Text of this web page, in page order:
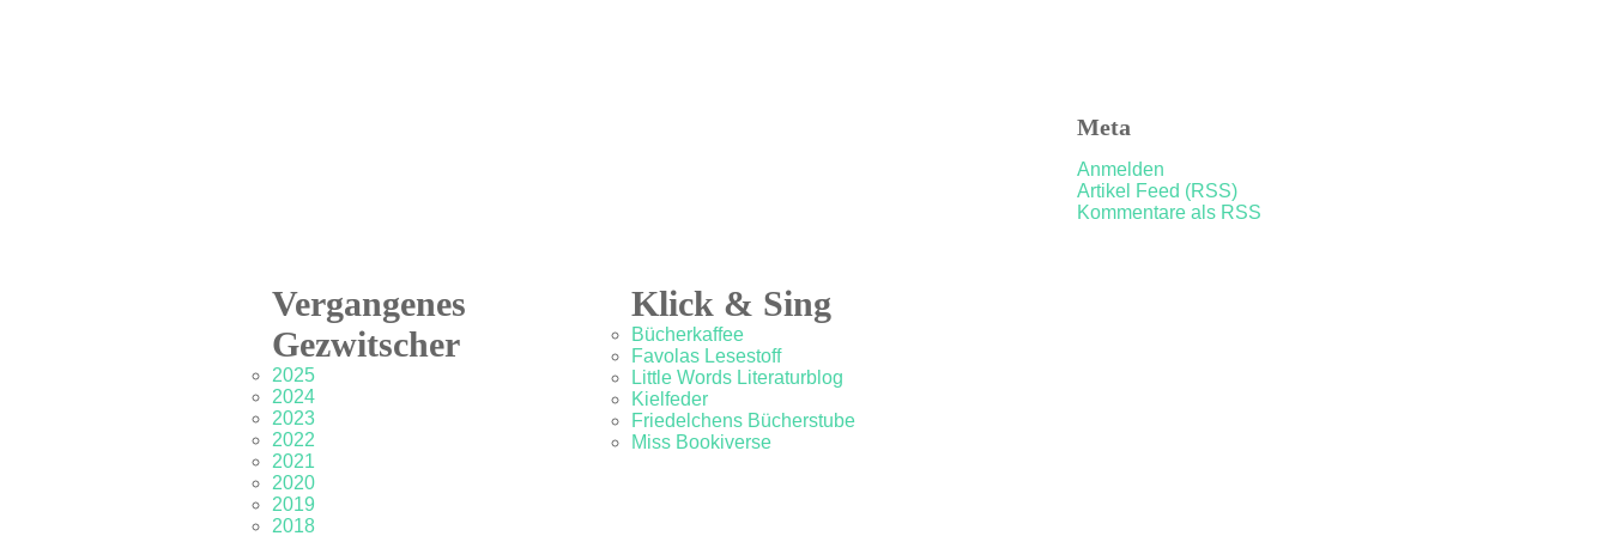
Meta
Anmelden
Artikel Feed (RSS)
Kommentare als RSS
Vergangenes
Gezwitscher
2025
2024
2023
2022
2021
2020
2019
2018
Klick & Sing
Bücherkaffee
Favolas Lesestoff
Little Words Literaturblog
Kielfeder
Friedelchens Bücherstube
Miss Bookiverse